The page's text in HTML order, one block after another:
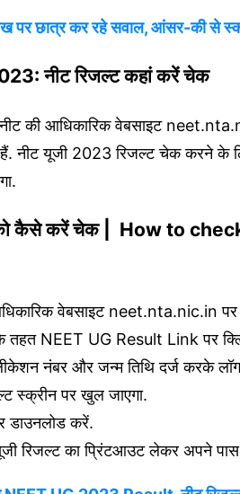
पर छात्र कर रहे सवाल, आंसर-की से
नीट रिजल्ट कहां करें चेक
नीट की आधिकारिक वेबसाइट
यूजी 2023 रिजल्ट चेक करने के लिए
को कैसे करें चेक | How to
वेबसाइट neet.nta.nic.in पर
तहत NEET UG Result Link पर
नंबर और जन्म तिथि दर्ज करके
स्क्रीन पर खुल जाएगा.
डाउनलोड करें.
रिजल्ट का प्रिंटआउट लेकर अपने